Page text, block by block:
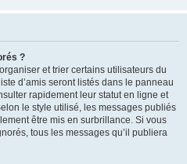
?
et trier certains utilisateurs du
d’amis seront listés dans le panneau
rapidement leur statut en ligne et
le style utilisé, les messages publiés
être mis en surbrillance. Si vous
tous les messages qu’il publiera